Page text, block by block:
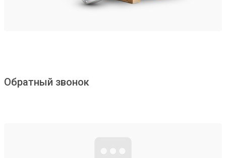
Обратный звонок